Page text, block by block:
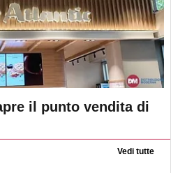
il punto vendita di
Vedi tutte